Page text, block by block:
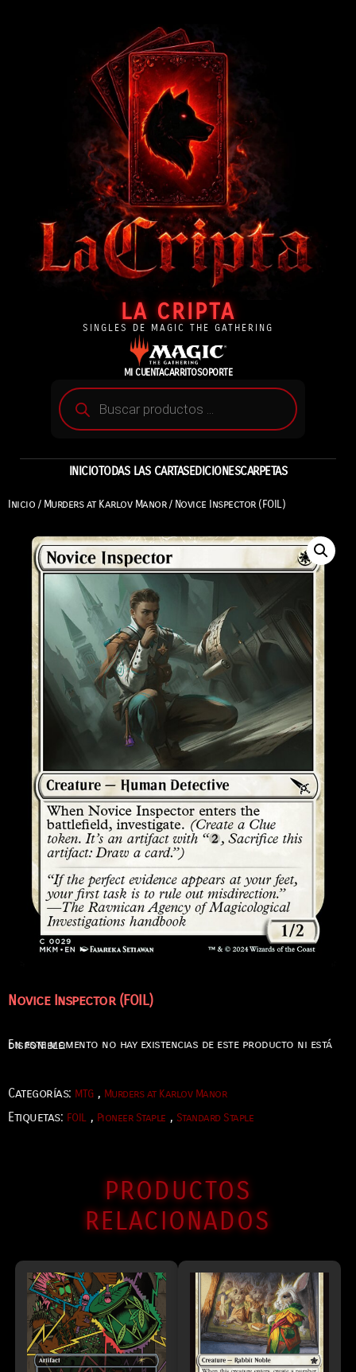
LA CRIPTA
SINGLES DE MAGIC THE GATHERING
MI CUENTACARRITOSOPORTE
INICIOTODAS LAS CARTASEDICIONESCARPETAS
Inicio / Murders at Karlov Manor/ Novice Inspector (FOIL)
Novice Inspector (FOIL)
En este momento no hay existencias de este producto ni está disponible.
Categorías: MTG , Murders at Karlov Manor
Etiquetas: FOIL , Pioneer Staple , Standard Staple
PRODUCTOS
RELACIONADOS